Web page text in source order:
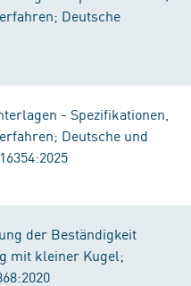
Deutsche
- Spezifikationen,
Deutsche und
der Beständigkeit
mit kleiner Kugel;